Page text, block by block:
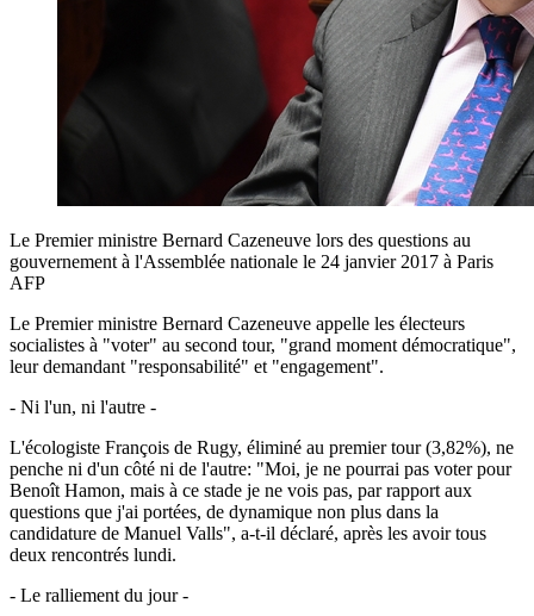
Le Premier ministre Bernard Cazeneuve lors des questions au
gouvernement à l'Assemblée nationale le 24 janvier 2017 à Paris
AFP
Le Premier ministre Bernard Cazeneuve appelle les électeurs
socialistes à "voter" au second tour, "grand moment démocratique",
leur demandant "responsabilité" et "engagement".
- Ni l'un, ni l'autre -
L'écologiste François de Rugy, éliminé au premier tour (3,82%), ne
penche ni d'un côté ni de l'autre: "Moi, je ne pourrai pas voter pour
Benoît Hamon, mais à ce stade je ne vois pas, par rapport aux
questions que j'ai portées, de dynamique non plus dans la
candidature de Manuel Valls", a-t-il déclaré, après les avoir tous
deux rencontrés lundi.
- Le ralliement du jour -